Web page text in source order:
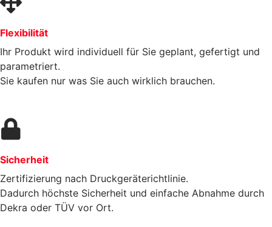
Flexibilität
Ihr Produkt wird individuell für Sie geplant, gefertigt und
parametriert.
Sie kaufen nur was Sie auch wirklich brauchen.
Sicherheit
Zertifizierung nach Druckgeräterichtlinie.
Dadurch höchste Sicherheit und einfache Abnahme durch
Dekra oder TÜV vor Ort.